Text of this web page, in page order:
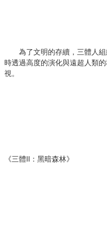
為了文明的存續，三體人組
時透過高度的演化與遠超人類
視。
《三體II：黑暗森林》